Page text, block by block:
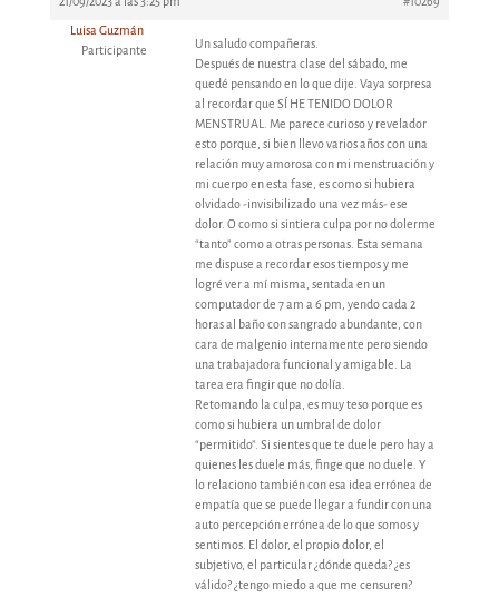
Luisa Guzmán
Participante
Un saludo compañeras.
Después de nuestra clase del sábado, me
quedé pensando en lo que dije. Vaya sorpresa
al recordar que SÍ HE TENIDO DOLOR
MENSTRUAL. Me parece curioso y revelador
esto porque, si bien llevo varios años con una
relación muy amorosa con mi menstruación y
mi cuerpo en esta fase, es como si hubiera
olvidado -invisibilizado una vez más- ese
dolor. O como si sintiera culpa por no dolerme
“tanto” como a otras personas. Esta semana
me dispuse a recordar esos tiempos y me
logré ver a mí misma, sentada en un
computador de 7 am a 6 pm, yendo cada 2
horas al baño con sangrado abundante, con
cara de malgenio internamente pero siendo
una trabajadora funcional y amigable. La
tarea era fingir que no dolía.
Retomando la culpa, es muy teso porque es
como si hubiera un umbral de dolor
“permitido”. Si sientes que te duele pero hay a
quienes les duele más, finge que no duele. Y
lo relaciono también con esa idea errónea de
empatía que se puede llegar a fundir con una
auto percepción errónea de lo que somos y
sentimos. El dolor, el propio dolor, el
subjetivo, el particular ¿dónde queda? ¿es
válido? ¿tengo miedo a que me censuren?